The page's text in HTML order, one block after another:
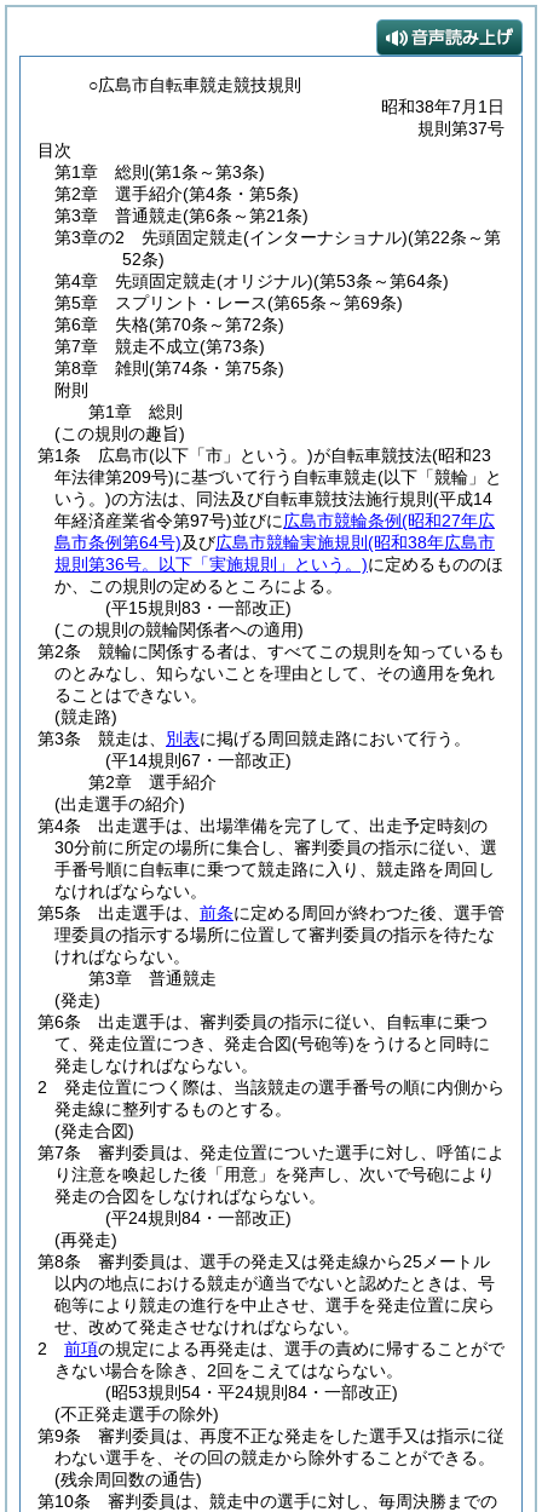
○広島市自転車競走競技規則
昭和38年7月1日
規則第37号
目次
第1章
総則 (第1条～第3条)
第2章
選手紹介(第4条・第5条)
第3章
普通競走(第6条～第21条)
第3章の2
先頭固定競走(インターナショナル)(第22条～第
52条)
第4章
先頭固定競走(オリジナル)(第53条～第64条)
第5章
スプリント・レース(第65条～第69条)
第6章
失格(第70条～第72条)
第7章
競走不成立(第73条)
第8章
雑則 (第74条・第75条)
附則
第1章
総則
(この規則の趣旨)
第1条
広島市(以下「市」という。)が自転車競技法(昭和23
年法律第209号)に基づいて行う自転車競走(以下「競輪」と
いう。)の方法は、同法及び自転車競技法施行規則 (平成14
年経済産業省令第97号)並びに広島市競輪条例(昭和27年広
島市条例第64号)及び広島市競輪実施規則 (昭和38年広島市
規則第36号。以下「実施規則」という。)に定めるもののほ
か、この規則の定めるところによる。
(平15規則83・一部改正)
(この規則の競輪関係者への適用)
第2条
競輪に関係する者は、すべてこの規則を知っているも
のとみなし、知らないことを理由として、その適用を免れ
ることはできない。
(競走路)
第3条
競走は、 別表に掲げる周回競走路において行う。
(平14規則67・一部改正)
第2章
選手紹介
(出走選手の紹介)
第4条
出走選手は、出場準備を完了して、出走予定時刻の
30分前に所定の場所に集合し、審判委員の指示に従い、選
手番号順に自転車に乗つて競走路に入り、競走路を周回し
なければならない。
第5条
出走選手は、 前条に定める周回が終わつた後、選手管
理委員の指示する場所に位置して審判委員の指示を待たな
ければならない。
第3章
普通競走
(発走)
第6条
出走選手は、審判委員の指示に従い、自転車に乗つ
て、発走位置につき、発走合図(号砲等)をうけると同時に
発走しなければならない。
2
発走位置につく際は、当該競走の選手番号の順に内側から
発走線に整列するものとする。
(発走合図)
第7条
審判委員は、発走位置についた選手に対し、呼笛によ
り注意を喚起した後「用意」を発声し、次いで号砲により
発走の合図をしなければならない。
(平24規則84・一部改正)
(再発走)
第8条
審判委員は、選手の発走又は発走線から25メートル
以内の地点における競走が適当でないと認めたときは、号
砲等により競走の進行を中止させ、選手を発走位置に戻ら
せ、改めて発走させなければならない。
2
前項の規定による再発走は、選手の責めに帰することがで
きない場合を除き、2回をこえてはならない。
(昭53規則54・平24規則84・一部改正)
(不正発走選手の除外)
第9条
審判委員は、再度不正な発走をした選手又は指示に従
わない選手を、その回の競走から除外することができる。
(残余周回数の通告)
第10条
審判委員は、競走中の選手に対し、毎周決勝までの